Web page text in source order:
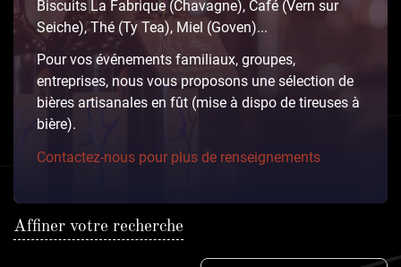
Biscuits La Fabrique (Chavagne), Café (Vern sur
Seiche), Thé (Ty Tea), Miel (Goven)...
Pour vos événements familiaux, groupes,
entreprises, nous vous proposons une sélection de
bières artisanales en fût (mise à dispo de tireuses à
bière).
Contactez-nous pour plus de renseignements
Affiner votre recherche